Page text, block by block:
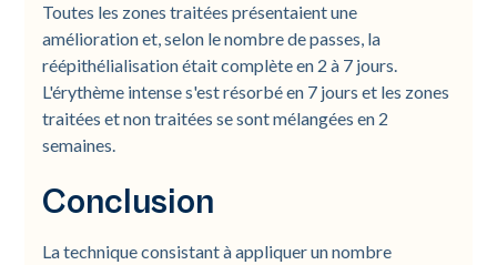
Toutes les zones traitées présentaient une
amélioration et, selon le nombre de passes, la
réépithélialisation était complète en 2 à 7 jours.
L'érythème intense s'est résorbé en 7 jours et les zones
traitées et non traitées se sont mélangées en 2
semaines.
Conclusion
La technique consistant à appliquer un nombre